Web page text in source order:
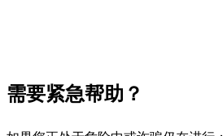
需要紧急帮助？